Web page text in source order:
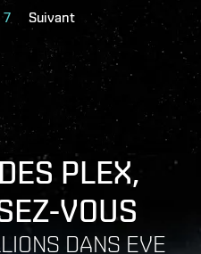
7 Suivant
PLEX,
VOUS
DANS EVE